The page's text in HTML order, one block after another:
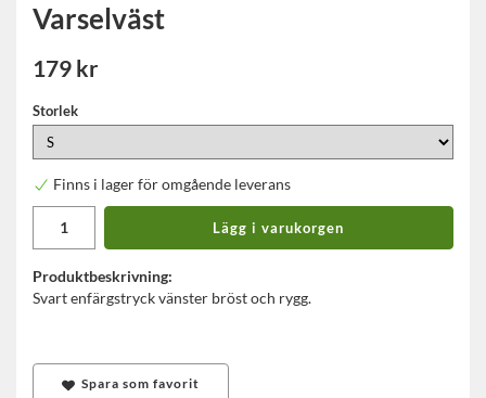
Varselväst
179 kr
Storlek
Finns i lager för omgående leverans
Lägg i varukorgen
Produktbeskrivning:
Svart enfärgstryck vänster bröst och rygg.
Spara som favorit